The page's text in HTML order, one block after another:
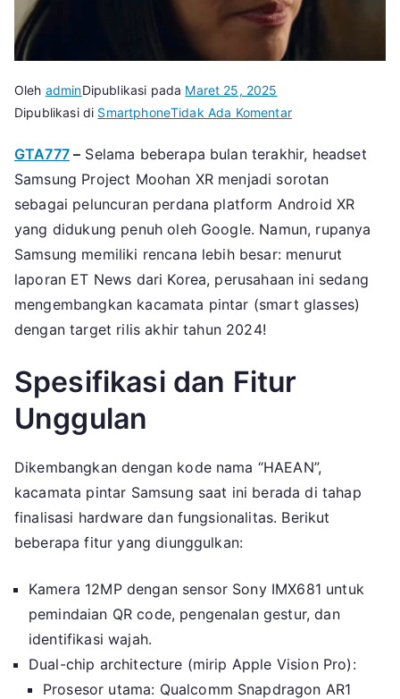
Oleh adminDipublikasi pada Maret 25, 2025
Dipublikasi di SmartphoneTidak Ada Komentarpada
Siap
Luncurkan
Kacamata
Pintar
Tahun
Ini
GTA777– Selama beberapa bulan terakhir, headset
Samsung Project Moohan XR menjadi sorotan
sebagai peluncuran perdana platform Android XR
yang didukung penuh oleh Google. Namun, rupanya
Samsung memiliki rencana lebih besar: menurut
laporan ET News dari Korea, perusahaan ini sedang
mengembangkan kacamata pintar (smart glasses)
dengan target rilis akhir tahun 2024!
Spesifikasi dan Fitur
Unggulan
Dikembangkan dengan kode nama “HAEAN”,
kacamata pintar Samsung saat ini berada di tahap
finalisasi hardware dan fungsionalitas. Berikut
beberapa fitur yang diunggulkan:
Kamera 12MP dengan sensor Sony IMX681 untuk
pemindaian QR code, pengenalan gestur, dan
identifikasi wajah.
Dual-chip architecture (mirip Apple Vision Pro):
Prosesor utama: Qualcomm Snapdragon AR1